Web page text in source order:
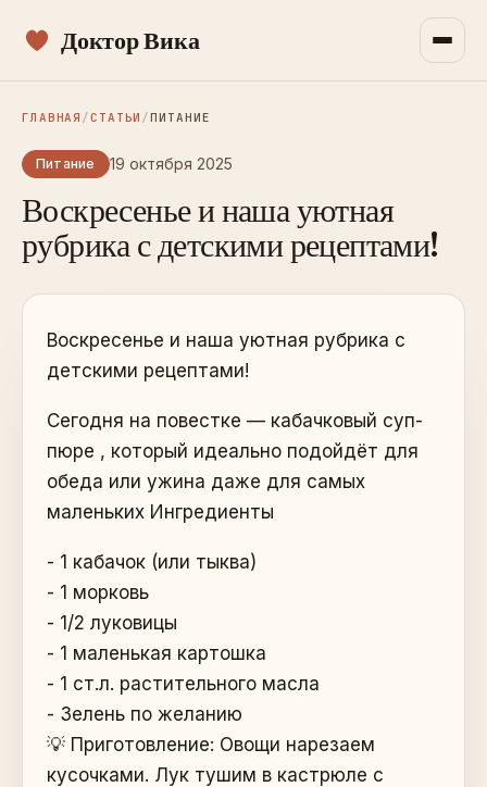
Доктор Вика
ГЛАВНАЯ /СТАТЬИ /ПИТАНИЕ
Питание 19 октября 2025
Воскресенье и наша уютная
рубрика с детскими рецептами!
Воскресенье и наша уютная рубрика с
детскими рецептами!
Сегодня на повестке — кабачковый суп-
пюре , который идеально подойдёт для
обеда или ужина даже для самых
маленьких Ингредиенты
- 1 кабачок (или тыква)
- 1 морковь
- 1/2 луковицы
- 1 маленькая картошка
- 1 ст.л. растительного масла
- Зелень по желанию
💡 Приготовление: Овощи нарезаем
кусочками. Лук тушим в кастрюле с